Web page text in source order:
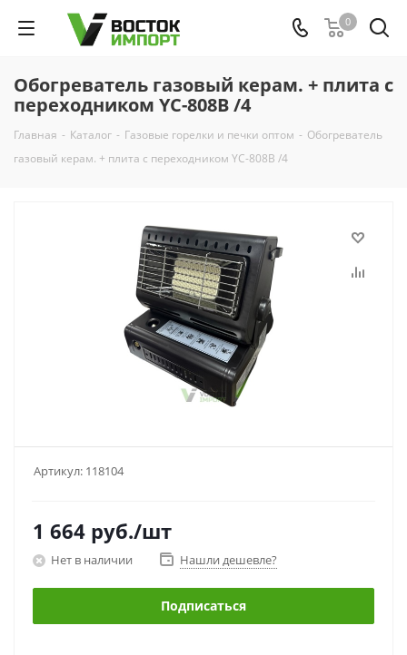
0
Обогреватель газовый керам. + плита с
переходником YC-808B /4
Главная - Каталог - Газовые горелки и печки оптом - Обогреватель
газовый керам. + плита с переходником YC-808B /4
Артикул: 118104
1 664 руб./шт
Нет в наличии Нашли дешевле?
Подписаться